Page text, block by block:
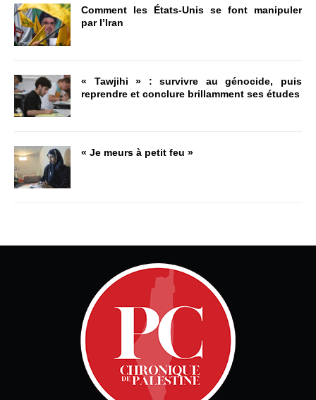
Comment les États-Unis se font manipuler
par l’Iran
« Tawjihi » : survivre au génocide, puis
reprendre et conclure brillamment ses études
« Je meurs à petit feu »